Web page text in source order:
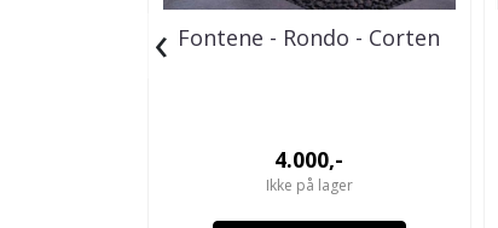
Fontene - Rondo - Corten
4.000,-
Ikke på lager
‹